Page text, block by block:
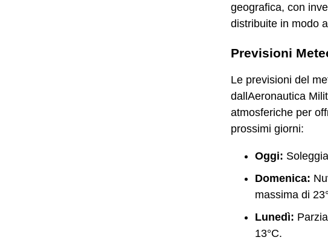
geografica, con
distribuite in modo
Previsioni
Le previsioni del
dallAeronautica
atmosferiche per
prossimi giorni:
Oggi:
Domenica:
massima di
Lunedì:
13°C.